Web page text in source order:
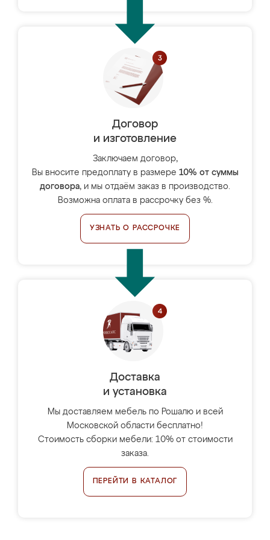
Договор
и изготовление
Заключаем договор,
Вы вносите предоплату в размере 10% от суммы
договора, и мы отдаём заказ в производство.
Возможна оплата в рассрочку без %.
УЗНАТЬ О РАССРОЧКЕ
Доставка
и установка
Мы доставляем мебель по Рошалю и всей
Московской области бесплатно!
Стоимость сборки мебели: 10% от стоимости
заказа.
ПЕРЕЙТИ В КАТАЛОГ